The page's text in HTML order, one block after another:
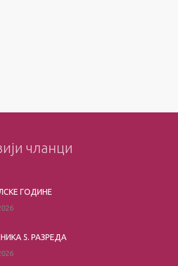
чланци
ГОДИНЕ
5. РАЗРЕДА